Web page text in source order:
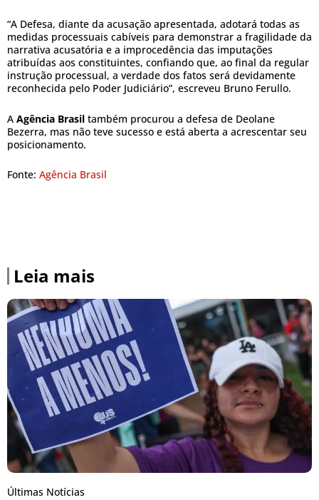
“A Defesa, diante da acusação apresentada, adotará todas as
medidas processuais cabíveis para demonstrar a fragilidade da
narrativa acusatória e a improcedência das imputações
atribuídas aos constituintes, confiando que, ao final da regular
instrução processual, a verdade dos fatos será devidamente
reconhecida pelo Poder Judiciário”, escreveu Bruno Ferullo.
A Agência Brasil também procurou a defesa de Deolane
Bezerra, mas não teve sucesso e está aberta a acrescentar seu
posicionamento.
Fonte: Agência Brasil
Leia mais
Últimas Notícias